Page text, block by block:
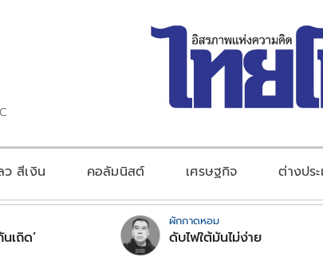
ว สีเงิน คอลัมนิสต์ เศรษฐกิจ ต่างปร
เถิด’
ผักกาดหอม
ดับไฟใต้มันไม่ง่าย